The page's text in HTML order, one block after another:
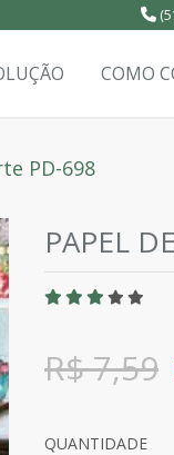
COMO
PD-698
PAPEL
R$ 7,59
QUANTIDADE